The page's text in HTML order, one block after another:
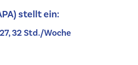
stellt ein:
32 Std./Woche